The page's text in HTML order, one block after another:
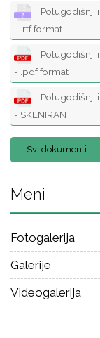
Polugodišnji
- .rtf format
Polugodišnji
- .pdf format
Polugodišnji
- SKENIRAN
Svi dokumenti
Meni
Fotogalerija
Galerije
Videogalerija